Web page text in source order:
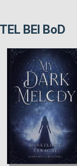
BEI BoD